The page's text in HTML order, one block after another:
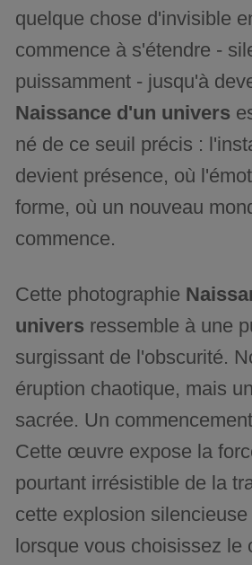
quelque chose d'invisible
commence à s'étendre -
puissamment - jusqu'à
Naissance d'un univers
né de ce seuil précis :
devient présence, où
forme, où un nouveau
commence.
Cette photographie
univers ressemble à une
surgissant de l'obscurité.
éruption chaotique, mais
sacrée. Un
Cette œuvre expose la
pourtant irrésistible de la
cette explosion
lorsque vous choisissez le